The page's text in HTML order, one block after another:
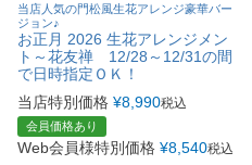
当店人気の門松風生花アレンジ豪華バー
ジョン♪
お正月 2026 生花アレンジメン
ト～花友禅 12/28～12/31の間
で日時指定ＯＫ！
当店特別価格 ¥8,990税込
会員価格あり
Web会員様特別価格 ¥8,540税込